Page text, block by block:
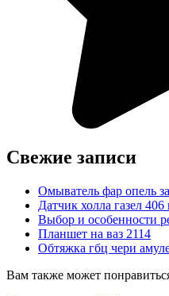
Свежие записи
Омыватель фар опель
Датчик холла газел
Выбор и особенности
Планшет на ваз 2114
Обтяжка гбц чери
Вам также может